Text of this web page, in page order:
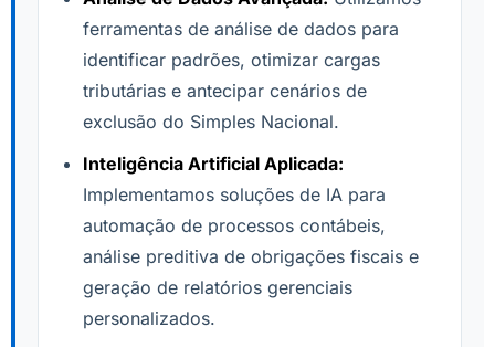
ferramentas de análise de dados para
identificar padrões, otimizar cargas
tributárias e antecipar cenários de
exclusão do Simples Nacional.
Inteligência Artificial Aplicada:
Implementamos soluções de IA para
automação de processos contábeis,
análise preditiva de obrigações fiscais e
geração de relatórios gerenciais
personalizados.